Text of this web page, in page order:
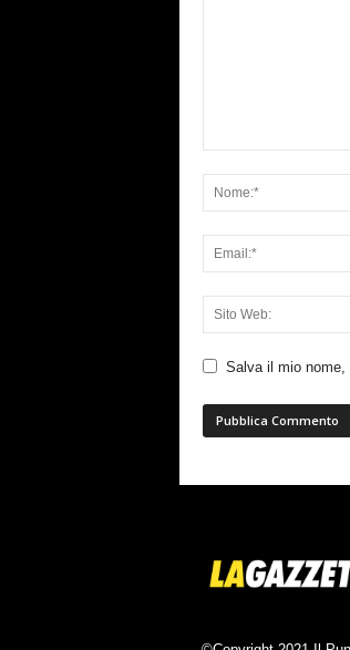
Salva il mio nome,